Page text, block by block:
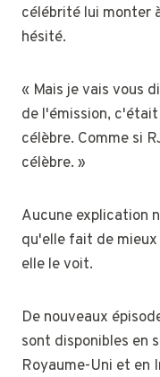
célébrité lui monter
hésité.
« Mais je vais vous
de l'émission,
célèbre. Comme si
célèbre. »
Aucune explication
qu'elle fait de
elle le voit.
De nouveaux
sont disponibles en
Royaume-Uni et en